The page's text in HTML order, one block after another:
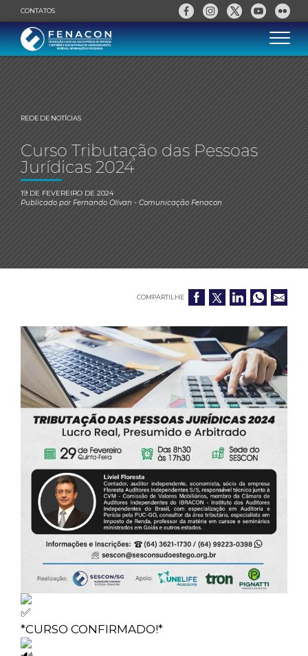
CONTATOS
REDE DE NOTÍCIAS
Curso Tributação das Pessoas
Jurídicas 2024
19 DE FEVEREIRO DE 2024
Publicado porFernando Olivan- Comunicação Fenacon
COMPARTILHE
*CURSO CONFIRMADO!*